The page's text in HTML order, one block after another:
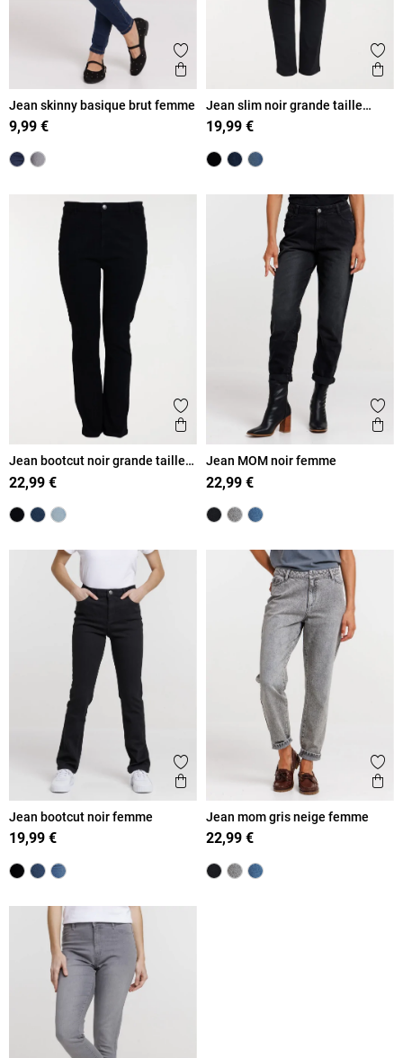
Ajouter aux favoris
Aperçu rapide
Jean skinny basique brut femme
9,99 €
Jean slim noir grande taille
femme
19,99 €
Ajouter aux favoris
Aperçu rapide
Jean bootcut noir grande taille
femme
22,99 €
Jean MOM noir femme
22,99 €
Ajouter aux favoris
Aperçu rapide
Jean bootcut noir femme
19,99 €
Jean mom gris neige femme
22,99 €